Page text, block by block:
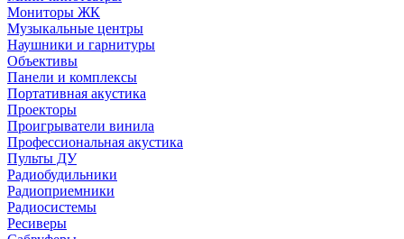
Мониторы ЖК
Музыкальные центры
Наушники и гарнитуры
Объективы
Панели и комплексы
Портативная акустика
Проекторы
Проигрыватели винила
Профессиональная акустика
Пульты ДУ
Радиобудильники
Радиоприемники
Радиосистемы
Ресиверы